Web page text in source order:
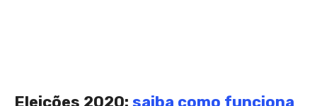
Eleições 2020: saiba como funciona